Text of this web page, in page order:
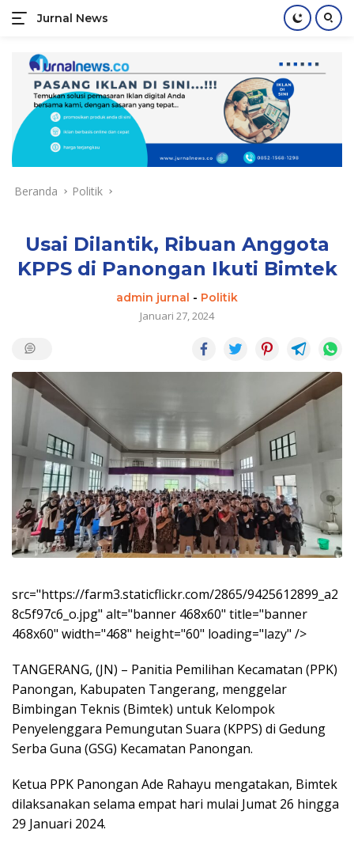
konten
Jurnal News
Jendela
Rakyat
Beranda Politik
Usai Dilantik, Ribuan Anggota
KPPS di Panongan Ikuti Bimtek
admin jurnal - Politik
Januari 27, 2024
src="https://farm3.staticflickr.com/2865/9425612899_a2
8c5f97c6_o.jpg" alt="banner 468x60" title="banner
468x60" width="468" height="60" loading="lazy" />
TANGERANG, (JN) – Panitia Pemilihan Kecamatan (PPK)
Panongan, Kabupaten Tangerang, menggelar
Bimbingan Teknis (Bimtek) untuk Kelompok
Penyelenggara Pemungutan Suara (KPPS) di Gedung
Serba Guna (GSG) Kecamatan Panongan.
Ketua PPK Panongan Ade Rahayu mengatakan, Bimtek
dilaksanakan selama empat hari mulai Jumat 26 hingga
29 Januari 2024.